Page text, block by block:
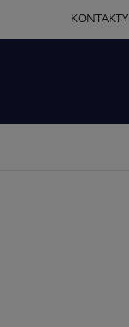
KONTAKTY